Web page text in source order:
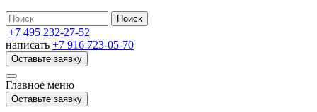
+7 495 232-27-52
написать +7 916 723-05-70
Оставьте заявку
Главное меню
Оставьте заявку